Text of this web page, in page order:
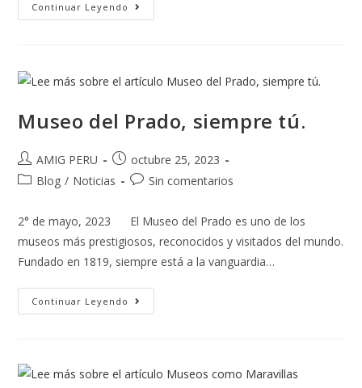
Continuar Leyendo
Museo del Prado, siempre tú.
AMIG PERU
octubre 25, 2023
Blog / Noticias Sin comentarios
2° de mayo, 2023 El Museo del Prado es uno de los
museos más prestigiosos, reconocidos y visitados del mundo.
Fundado en 1819, siempre está a la vanguardia…
Continuar Leyendo